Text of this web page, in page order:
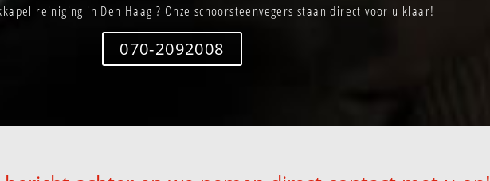
reiniging in Den Haag ? Onze schoorsteenvegers staan direct voor u klaar!
070-2092008